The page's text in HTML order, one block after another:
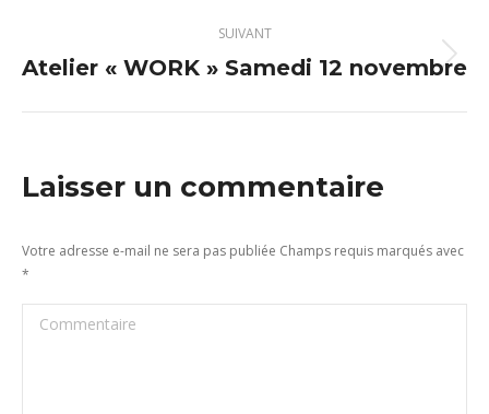
:
SUIVANT
Article
Atelier « WORK » Samedi 12 novembre
Laisser un commentaire
Votre adresse e-mail ne sera pas publiée Champs requis marqués avec
*
Commentaire